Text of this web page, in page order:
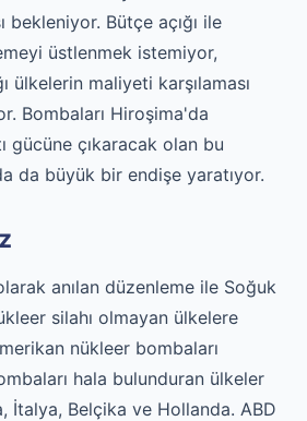
bekleniyor. Bütçe açığı ile
üstlenmek istemiyor,
ülkelerin maliyeti karşılaması
Bombaları Hiroşima'da
gücüne çıkaracak olan bu
da büyük bir endişe yaratıyor.
anılan düzenleme ile Soğuk
silahı olmayan ülkelere
nükleer bombaları
hala bulunduran ülkeler
İtalya, Belçika ve Hollanda. ABD